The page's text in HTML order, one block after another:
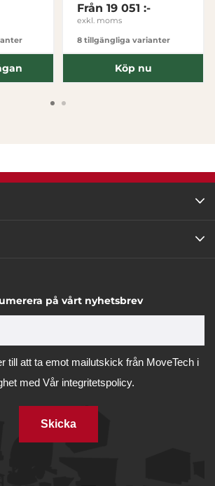
Från 19 051 :-
exkl. moms
8 tillgängliga varianter
Köp nu
på vårt nyhetsbrev
till att ta emot mailutskick från MoveTech i
med Vår integritetspolicy.
Skicka